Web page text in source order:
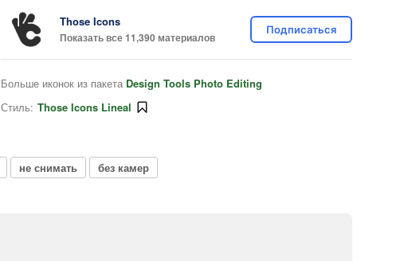
Those Icons
Показать все 11,390 материалов
Подписаться
Больше иконок из пакета Design Tools Photo Editing
Стиль: Those Icons Lineal
не снимать без камер